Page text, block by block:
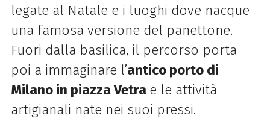
legate al Natale e i luoghi dove nacque
una famosa versione del panettone.
Fuori dalla basilica, il percorso porta
poi a immaginare l’antico porto di
Milano in piazza Vetra e le attività
artigianali nate nei suoi pressi.